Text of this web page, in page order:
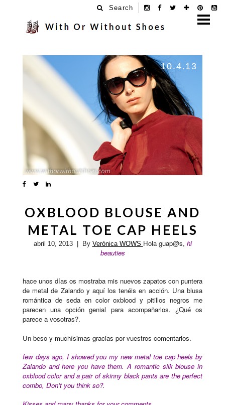
Search
10.4.13
OXBLOOD BLOUSE AND
METAL TOE CAP HEELS
abril 10, 2013| By Verónica WOWS Hola guap@s, hi
beauties
hace unos días os mostraba mis nuevos zapatos con puntera
de metal de Zalando y aquí los tenéis en acción. Una blusa
romántica de seda en color oxblood y pitillos negros me
parecen una opción genial para acompañarlos. ¿Qué os
parece a vosotras?.
Un beso y muchísimas gracias por vuestros comentarios.
few days ago, I showed you my new metal toe cap heels by
Zalando and here you have them. A romantic silk blouse in
oxblood color and a pair of skinny black pants are the perfect
combo, Don't you think so?.